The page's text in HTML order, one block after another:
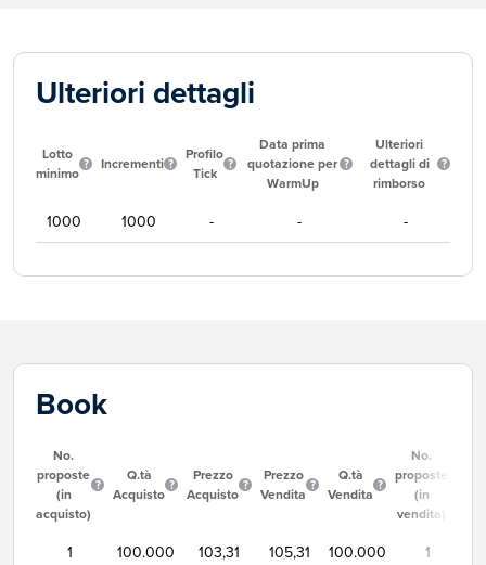
Ulteriori dettagli
Lotto
minimo
Incrementi
Profilo
Tick
Data prima
quotazione per
WarmUp
Ulteriori
dettagli di
rimborso
1000 1000 - - -
Book
No.
proposte
(in
acquisto)
Q.tà
Acquisto
Prezzo
Acquisto
Prezzo
Vendita
Q.tà
Vendita
No.
proposte
(in
vendita)
1 100.000 103,31 105,31 100.000
1